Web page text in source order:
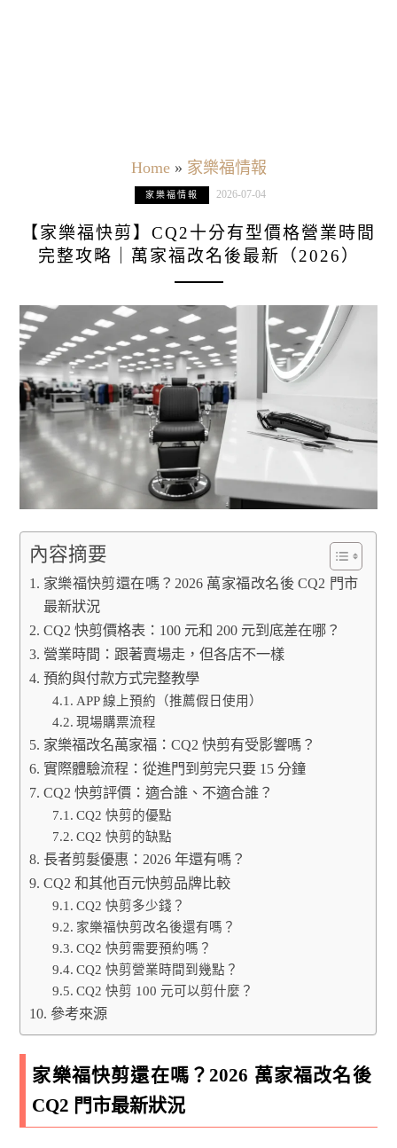
Home» 家樂福情報
家樂福情報 2026-07-04
【家樂福快剪】CQ2十分有型價格營業時間
完整攻略｜萬家福改名後最新（2026）
內容摘要
家樂福快剪還在嗎？2026 萬家福改名後 CQ2 門市
最新狀況
CQ2 快剪價格表：100 元和 200 元到底差在哪？
營業時間：跟著賣場走，但各店不一樣
預約與付款方式完整教學
APP 線上預約（推薦假日使用）
現場購票流程
家樂福改名萬家福：CQ2 快剪有受影響嗎？
實際體驗流程：從進門到剪完只要 15 分鐘
CQ2 快剪評價：適合誰、不適合誰？
CQ2 快剪的優點
CQ2 快剪的缺點
長者剪髮優惠：2026 年還有嗎？
CQ2 和其他百元快剪品牌比較
CQ2 快剪多少錢？
家樂福快剪改名後還有嗎？
CQ2 快剪需要預約嗎？
CQ2 快剪營業時間到幾點？
CQ2 快剪 100 元可以剪什麼？
參考來源
家樂福快剪還在嗎？2026 萬家福改名後
CQ2 門市最新狀況